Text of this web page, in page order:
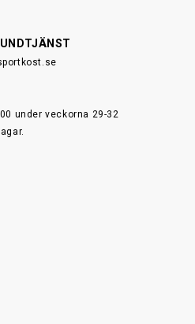
under veckorna 29-32